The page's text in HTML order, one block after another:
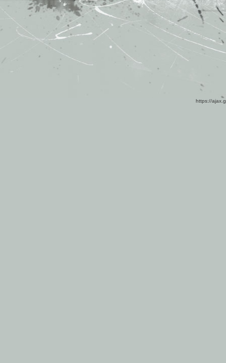
https://